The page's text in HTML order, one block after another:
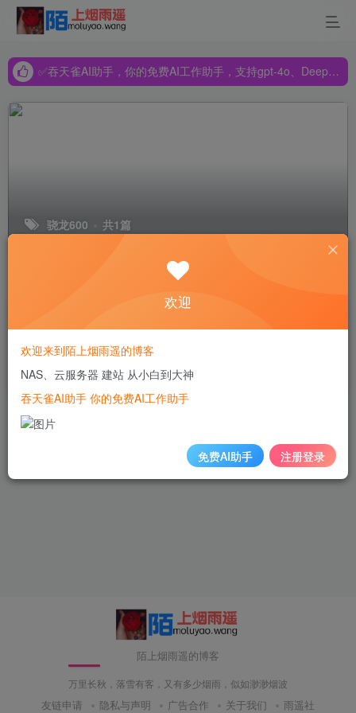
✅吞天雀AI助手，你的免费AI工作助手，支持gpt-4o、DeepSeek、Claude🔥🔥🔥🔥
✅吞天雀AI助手，你的免费AI工作助手，支持gpt-4o、DeepSeek、Claude🔥🔥🔥🔥
骁龙600 共1篇
评论
625or810？不按套路出牌的骁龙CPU
如何按性能排序
3年前
陌上烟雨遥的博客
万里长秋，落雪有客，又有多少烟雨，似如渺渺烟波
友链申请 隐私与声明 广告合作 关于我们 雨遥社
欢迎
欢迎来到陌上烟雨遥的博客
NAS、云服务器 建站 从小白到大神
吞天雀AI助手 你的免费AI工作助手
免费AI助手 注册登录